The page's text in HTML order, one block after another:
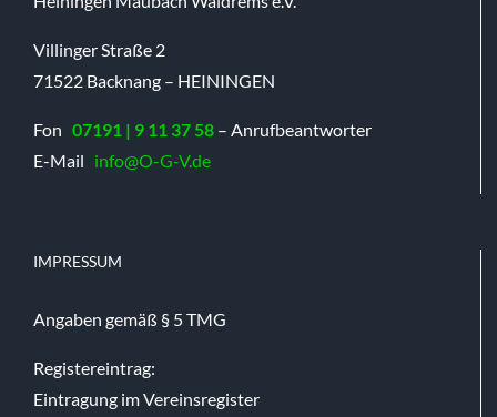
Villinger Straße 2
71522 Backnang – HEININGEN
Fon 07191 | 9 11 37 58 – Anrufbeantworter
E-Mail info@O-G-V.de
IMPRESSUM
Angaben gemäß § 5 TMG
Registereintrag:
Eintragung im Vereinsregister